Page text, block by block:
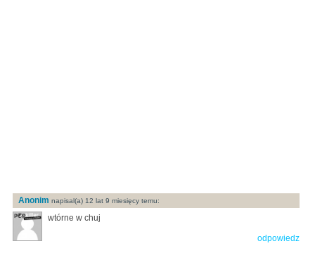
Anonim napisal(a) 12 lat 9 miesięcy temu:
wtórne w chuj
odpowiedz